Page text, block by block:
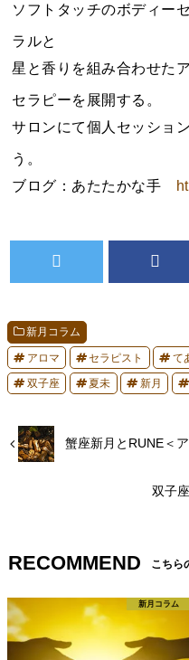
ソフトタッチのボディー
ラルと
星と香りを組み合わせた
セラピーを展開する。
サロンにて個人セッショ
う。
ブログ：あたたかな手
新月コラム
アロマ セラピスト て
双子座 夏未 新月
蟹座新月とRUNE＜
双子
RECOMMEND こちら
新月コラム